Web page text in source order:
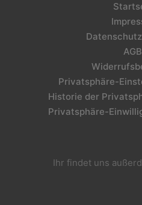
Privatsphäre-
Historie der
Privatsphäre-
Ihr findet uns